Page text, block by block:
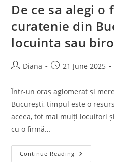
De ce sa alegi o
curatenie din
locuinta sau
PostDiana
Post21 June 2025
Într-un oraș aglomerat și
București, timpul este o
aceea, tot mai mulți locuitori
cu o firmă…
Continue Reading De
Ce